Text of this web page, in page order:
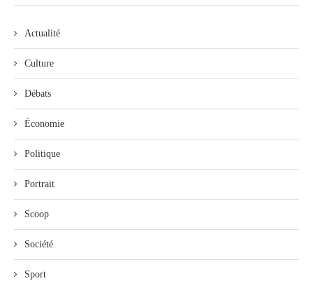
Actualité
Culture
Débats
Économie
Politique
Portrait
Scoop
Société
Sport